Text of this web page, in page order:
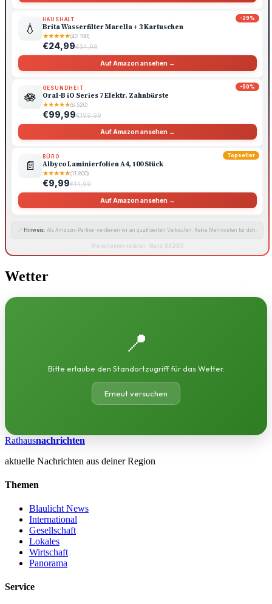
-29%
💧
HAUSHALT
Brita Wasserfilter Marella + 3 Kartuschen
★★★★★(42.100)
€24,99€34,99
Auf Amazon ansehen →
-50%
🪷
GESUNDHEIT
Oral-B iO Series 7 Elektr. Zahnbürste
★★★★★(6.520)
€99,99€199,99
Auf Amazon ansehen →
Topseller
📄
BÜRO
Albyco Laminierfolien A4, 100 Stück
★★★★★(11.800)
€9,99€14,99
Auf Amazon ansehen →
🔗 Hinweis: Als Amazon-Partner verdienen wir an qualifizierten Verkäufen. Keine Mehrkosten für dich.
Preise können variieren · Stand: 8.8.2026
Wetter
📍
Bitte erlaube den Standortzugriff für das Wetter.
Erneut versuchen
Rathausnachrichten
aktuelle Nachrichten aus deiner Region
Themen
Blaulicht News
International
Gesellschaft
Lokales
Wirtschaft
Panorama
Service